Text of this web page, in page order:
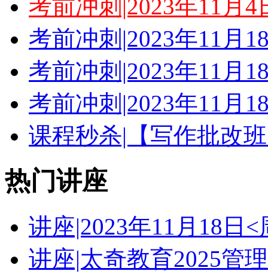
考前冲刺|2023年11月
考前冲刺|2023年11月
考前冲刺|2023年11月
考前冲刺|2023年11月
课程秒杀|【写作批改
热门讲座
讲座|2023年11月18日
讲座|太奇教育2025管